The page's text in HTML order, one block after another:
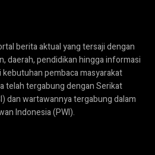
berita aktual yang tersaji dengan
daerah, pendidikan hingga informasi
pembaca masyarakat
telah tergabung dengan Serikat
dan wartawannya tergabung dalam
Indonesia (PWI).